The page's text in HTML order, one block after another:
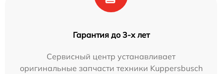
Гарантия до 3-х лет
Сервисный центр устанавливает
оригинальные запчасти техники Kuppersbusch